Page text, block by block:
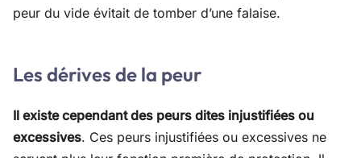
peur du vide évitait de tomber d’une falaise.
Les dérives de la peur
Il existe cependant des peurs dites injustifiées ou
excessives. Ces peurs injustifiées ou excessives ne